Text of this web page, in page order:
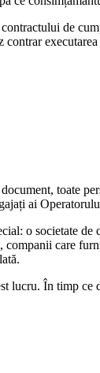
de
toate
ai
o societate de
care
lucru. În timp ce